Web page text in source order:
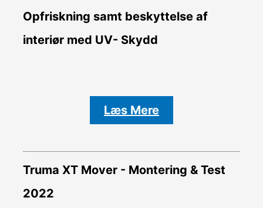
Opfriskning samt beskyttelse af
interiør med UV- Skydd
Læs Mere
Truma XT Mover - Montering & Test
2022